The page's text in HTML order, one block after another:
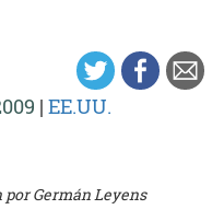
| EE.UU.
Germán Leyens